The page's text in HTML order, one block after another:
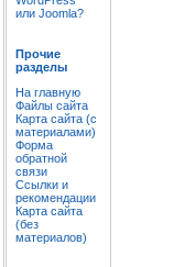
или Joomla?
Прочие
разделы
На главную
Файлы сайта
Карта сайта (с
материалами)
Форма
обратной
связи
Ссылки и
рекомендации
Карта сайта
(без
материалов)